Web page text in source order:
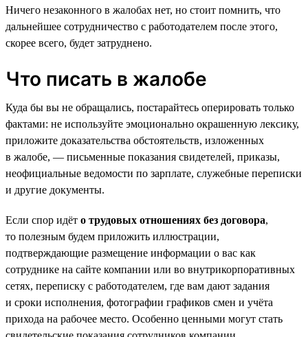
Ничего незаконного в жалобах нет, но стоит помнить, что
дальнейшее сотрудничество с работодателем после этого,
скорее всего, будет затруднено.
Что писать в жалобе
Куда бы вы не обращались, постарайтесь оперировать только
фактами: не используйте эмоционально окрашенную лексику,
приложите доказательства обстоятельств, изложенных
в жалобе, — письменные показания свидетелей, приказы,
неофициальные ведомости по зарплате, служебные переписки
и другие документы.
Если спор идёт о трудовых отношениях без договора,
то полезным будем приложить иллюстрации,
подтверждающие размещение информации о вас как
сотруднике на сайте компании или во внутрикорпоративных
сетях, переписку с работодателем, где вам дают задания
и сроки исполнения, фотографии графиков смен и учёта
прихода на рабочее место. Особенно ценными могут стать